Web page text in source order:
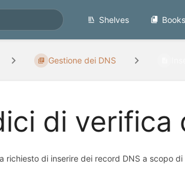
Shelves Books
Gestione dei DNS
di verifica
di inserire dei record DNS a scopo